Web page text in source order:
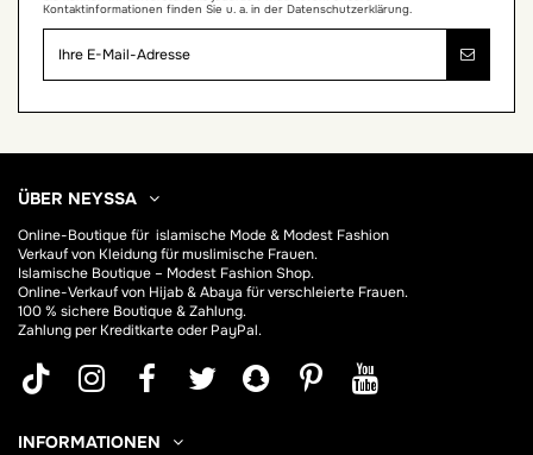
Kontaktinformationen finden Sie u. a. in der Datenschutzerklärung.
ÜBER NEYSSA
Online-Boutique für islamische Mode & Modest Fashion
Verkauf von Kleidung für muslimische Frauen.
Islamische Boutique – Modest Fashion Shop.
Online-Verkauf von Hijab &Abaya für verschleierte Frauen.
100 % sichere Boutique & Zahlung.
Zahlung per Kreditkarte oder PayPal.
INFORMATIONEN